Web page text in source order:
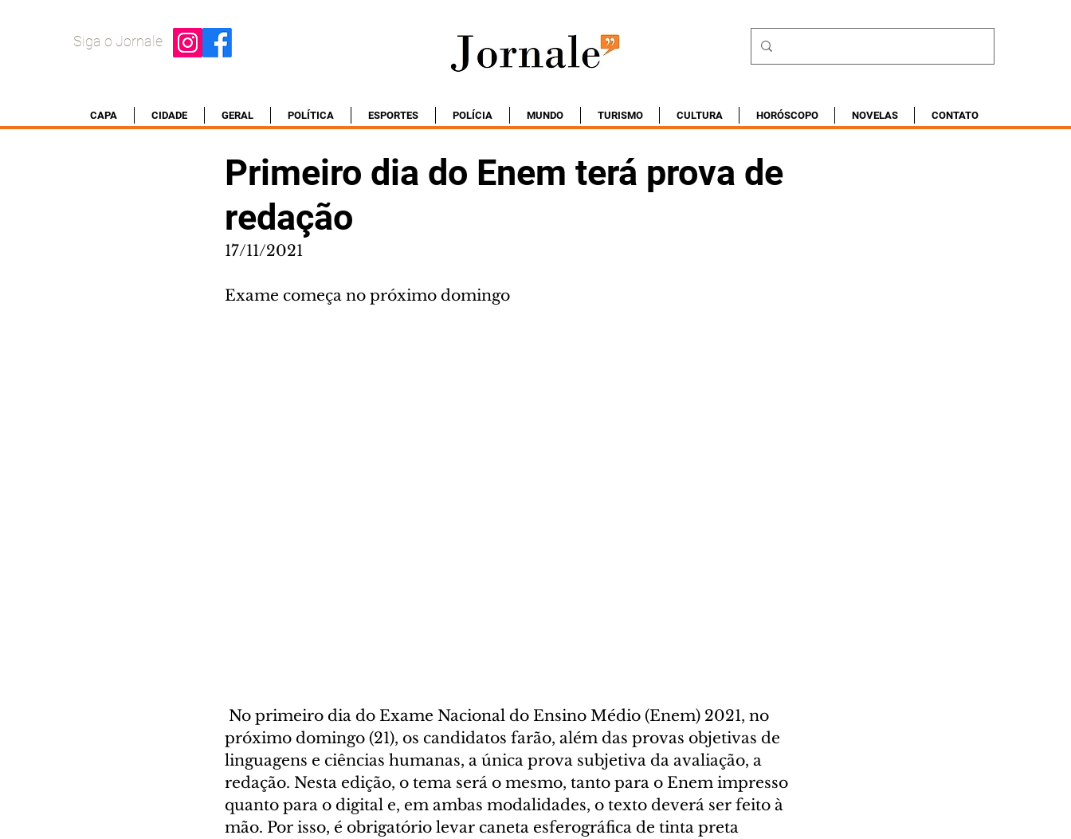
Siga o Jornale
CAPA CIDADE GERAL POLÍTICA ESPORTES POLÍCIA MUNDO TURISMO CULTURA HORÓSCOPO NOVELAS CONTATO
Primeiro dia do Enem terá prova de
redação
17/11/2021
Exame começa no próximo domingo
próximo domingo (21), os candidatos farão, além das provas objetivas de
linguagens e ciências humanas, a única prova subjetiva da avaliação, a
redação. Nesta edição, o tema será o mesmo, tanto para o Enem impresso
quanto para o digital e, em ambas modalidades, o texto deverá ser feito à
mão. Por isso, é obrigatório levar caneta esferográfica de tinta preta